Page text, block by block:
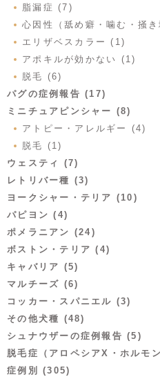
脂漏症 (7)
心因性（舐め癖・噛む・掻
エリザベスカラー (1)
アポキルが効かない (1)
脱毛 (6)
パグの症例報告 (17)
ミニチュアピンシャー (8)
アトピー・アレルギー (4)
脱毛 (1)
ウェスティ (7)
レトリバー種 (3)
ヨークシャー・テリア (10)
パピヨン (4)
ポメラニアン (24)
ボストン・テリア (4)
キャバリア (5)
マルチーズ (6)
コッカー・スパニエル (3)
その他犬種 (48)
シュナウザーの症例報告 (5)
脱毛症（アロペシアX・ホルモ
症例別 (305)